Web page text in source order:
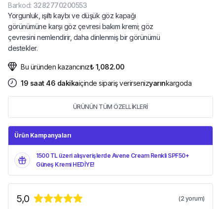
Barkod: 3282770200553
Yorgunluk, ışıltı kaybı ve düşük göz kapağı
görünümüne karşı göz çevresi bakım kremi; göz
çevresini nemlendirir, daha dinlenmiş bir görünümü
destekler.
Bu üründen kazancınız₺ 1,082.00
19 saat 46 dakikaiçinde sipariş verirsenizyarınkargoda
ÜRÜNÜN TÜM ÖZELLİKLERİ
Ürün Kampanyaları
1500 TL üzeri alışverişlerde Avene Cream Renkli SPF50+
Güneş Kremi HEDİYE!
5,0 (2 yorum)